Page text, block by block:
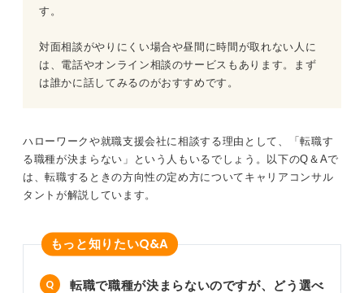
す。
対面相談がやりにくい場合や昼間に時間が取れない人に
は、電話やオンライン相談のサービスもあります。まず
は誰かに話してみるのがおすすめです。
ハローワークや就職支援会社に相談する理由として、「転職す
る職種が決まらない」という人もいるでしょう。以下のQ＆Aで
は、転職するときの方向性の定め方についてキャリアコンサル
タントが解説しています。
もっと知りたいQ&A
転職で職種が決まらないのですが、どう選べ